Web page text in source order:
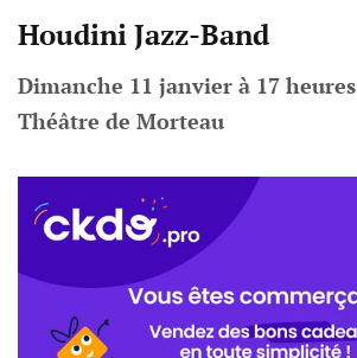
Houdini Jazz-Band
Dimanche 11 janvier à 17 heures
Théâtre de Morteau